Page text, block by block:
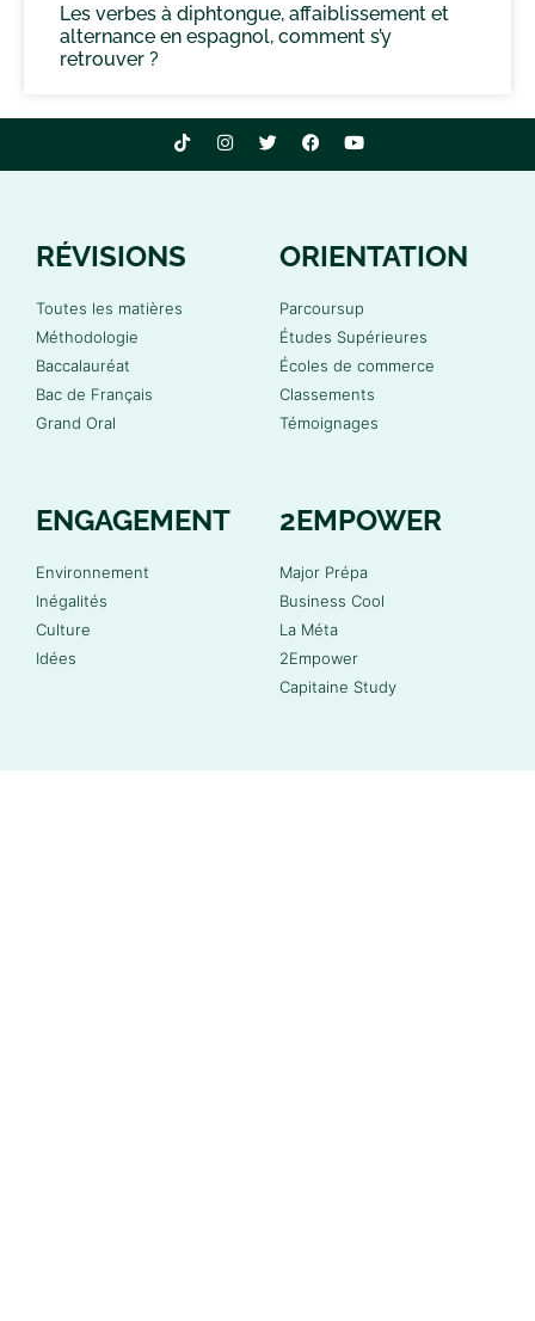
Les verbes à diphtongue, affaiblissement et
alternance en espagnol, comment s’y
retrouver ?
RÉVISIONS
Toutes les matières
Méthodologie
Baccalauréat
Bac de Français
Grand Oral
ORIENTATION
Parcoursup
Études Supérieures
Écoles de commerce
Classements
Témoignages
ENGAGEMENT
Environnement
Inégalités
Culture
Idées
2EMPOWER
Major Prépa
Business Cool
La Méta
2Empower
Capitaine Study